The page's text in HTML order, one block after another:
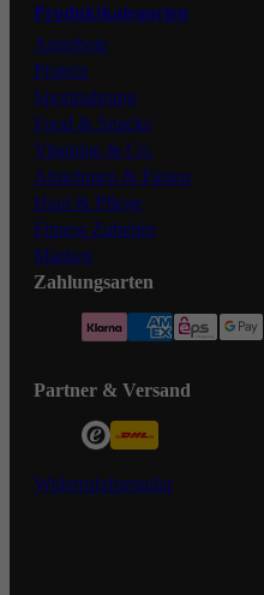
Produktkategorien
Angebote
Protein
Sportnahrung
Food & Snacks
Vitamine & Co.
Abnehmen & Fasten
Haut & Pflege
Fitness Zubehör
Marken
Zahlungsarten
Partner & Versand
Widerrufsformular